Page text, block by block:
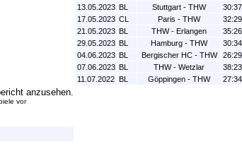
13.05.2023 BL Stuttgart - THW
30:37
17.05.2023 CL Paris - THW
32:29
21.05.2023 BL THW - Erlangen
35:26
29.05.2023 BL Hamburg - THW
30:34
04.06.2023 BL Bergischer HC - THW
26:29
07.06.2023 BL THW - Wetzlar
38:23
11.07.2022 BL Göppingen - THW 27:34
anzusehen.
vor